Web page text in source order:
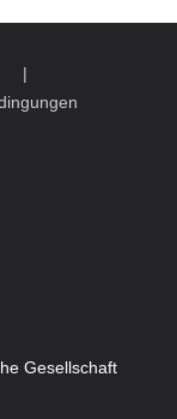
Gesellschaft